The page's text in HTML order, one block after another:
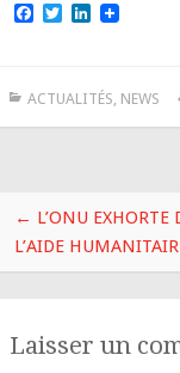
b
o
o
T
t
e
r
e
d
I
ACTUALITÉS, NEWS
Navigation
des
← L’ONU EXHORTE
L’AIDE
Laisser un